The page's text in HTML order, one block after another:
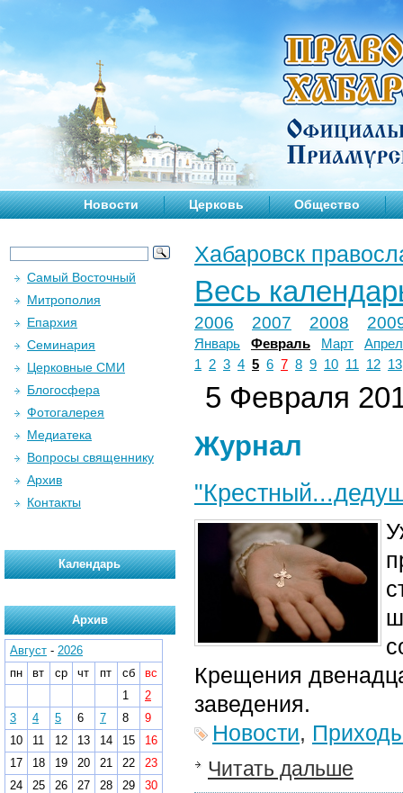
Новости Церковь Общество
Хабаровск
Весь
2006 2007 2008
Январь Февраль Март
1
2 3 4 5 6 7 8 9 10 11 12 13
5 Февраля
Журнал
Крещения
заведения.
Новости,
Читать дальше
Самый Восточный
Митрополия
Епархия
Семинария
Церковные СМИ
Блогосфера
Фотогалерея
Медиатека
Вопросы священнику
Архив
Контакты
Календарь
Архив
Август - 2026
пн
вт ср чт пт сб
вс
1
2
3
4 5 6 7 8
9
10
11 12 13 14 15
16
17
18 19 20 21 22
23
24
25 26 27 28 29
30